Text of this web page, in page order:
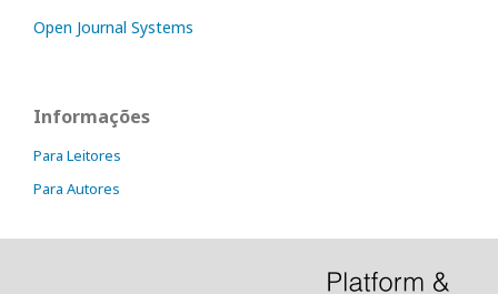
Open Journal Systems
Informações
Para Leitores
Para Autores